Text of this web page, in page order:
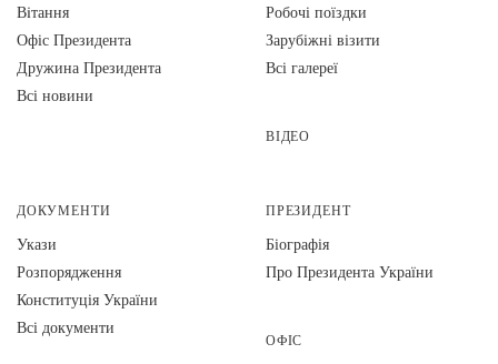
Вiтання
Офіс Президента
Дружина Президента
Всі новини
Робочі поїздки
Зарубіжні візити
Всі галереї
ВІДЕО
ДОКУМЕНТИ
Укази
Розпорядження
Конституція України
Всі документи
ПРЕЗИДЕНТ
Біографія
Про Президента України
ОФІС